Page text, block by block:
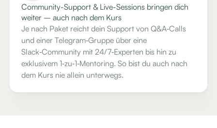
Community-Support & Live-Sessions bringen dich
weiter – auch nach dem Kurs
Je nach Paket reicht dein Support von Q&A‑Calls
und einer Telegram‑Gruppe über eine
Slack‑Community mit 24/7‑Experten bis hin zu
exklusivem 1‑zu‑1‑Mentoring. So bist du auch nach
dem Kurs nie allein unterwegs.